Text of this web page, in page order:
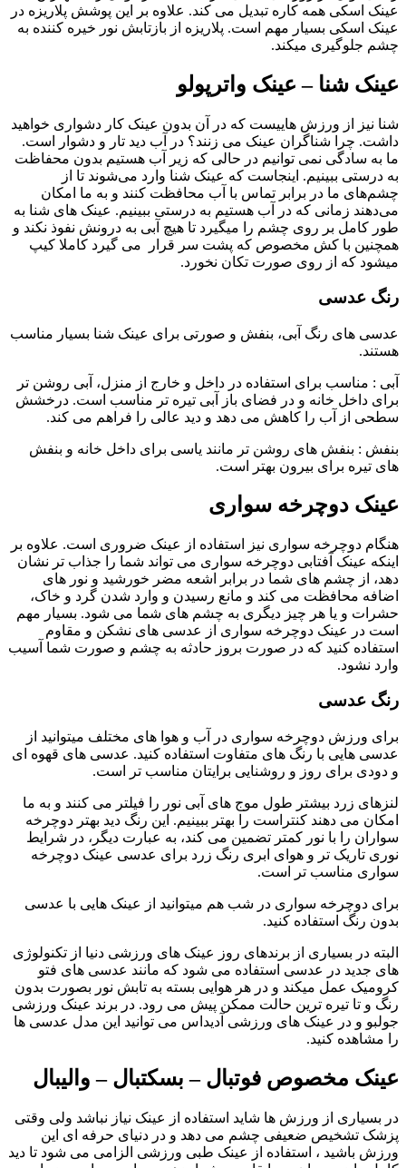
عینک اسکی همه کاره تبدیل می کند. علاوه بر این پوشش پلاریزه در
عینک اسکی بسیار مهم است. پلاریزه از بازتابش نور خیره کننده به
چشم جلوگیری میکند.
عینک شنا – عینک واترپولو
شنا نیز از ورزش هاییست که در آن بدون عینک کار دشواری خواهید
داشت. چرا شناگران عینک می زنند؟ در آب دید تار و دشوار است.
ما به سادگی نمی توانیم در حالی که زیر آب هستیم بدون محفاظت
به درستی ببینیم. اینجاست که عینک‌ شنا وارد می‌شوند تا از
چشم‌های ما در برابر تماس با آب محافظت کنند و به ما امکان
می‌دهند زمانی که در آب هستیم به درستی ببینیم. عینک های شنا به
طور کامل بر روی چشم را میگیرد تا هیچ آبی به درونش نفوذ نکند و
همچنین با کش مخصوص که پشت سر قرار می گیرد کاملا کیپ
میشود که از روی صورت تکان نخورد.
رنگ عدسی
عدسی های رنگ آبی، بنفش و صورتی برای عینک شنا بسیار مناسب
هستند.
آبی : مناسب برای استفاده در داخل و خارج از منزل، آبی روشن تر
برای داخل خانه و در فضای باز آبی تیره تر مناسب است. درخشش
سطحی از آب را کاهش می دهد و دید عالی را فراهم می کند.
بنفش : بنفش های روشن تر مانند یاسی برای داخل خانه و بنفش
های تیره برای بیرون بهتر است.
عینک دوچرخه سواری
هنگام دوچرخه سواری نیز استفاده از عینک ضروری است. علاوه بر
اینکه عینک آفتابی دوچرخه سواری می تواند شما را جذاب تر نشان
دهد، از چشم های شما در برابر اشعه مضر خورشید و نور های
اضافه محافظت می کند و مانع رسیدن و وارد شدن گرد و خاک،
حشرات و یا هر چیز دیگری به چشم های شما می شود. بسیار مهم
است در عینک دوچرخه سواری از عدسی های نشکن و مقاوم
استفاده کنید که در صورت بروز حادثه به چشم و صورت شما آسیب
وارد نشود.
رنگ عدسی
برای ورزش دوچرخه سواری در آب و هوا های مختلف میتوانید از
عدسی هایی با رنگ های متفاوت استفاده کنید. عدسی های قهوه ای
و دودی برای روز و روشنایی برایتان مناسب تر است.
لنزهای زرد بیشتر طول موج های آبی نور را فیلتر می کنند و به ما
امکان می دهند کنتراست را بهتر ببینیم. این رنگ دید بهتر دوچرخه
سواران را با نور کمتر تضمین می کند، به عبارت دیگر، در شرایط
نوری تاریک تر و هوای ابری رنگ زرد برای عدسی عینک دوچرخه
سواری مناسب تر است.
برای دوچرخه سواری در شب هم میتوانید از عینک هایی با عدسی
بدون رنگ استفاده کنید.
البته در بسیاری از برندهای روز عینک های ورزشی دنیا از تکنولوژی
های جدید در عدسی استفاده می شود که مانند عدسی های فتو
کرومیک عمل میکند و در هر هوایی بسته به تابش نور بصورت بدون
رنگ و تا تیره ترین حالت ممکن پیش می رود. در برند عینک ورزشی
جولبو و در عینک های ورزشی آدیداس می توانید این مدل عدسی ها
را مشاهده کنید.
عینک مخصوص فوتبال – بسکتبال – والیبال
در بسیاری از ورزش ها شاید استفاده از عینک نیاز نباشد ولی وقتی
پزشک تشخیص ضعیفی چشم می دهد و در دنیای حرفه ای این
ورزش باشید ، استفاده از عینک طبی ورزشی الزامی می شود تا دید